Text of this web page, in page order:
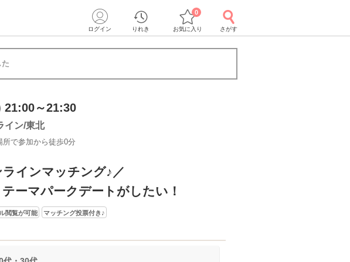
ログイン りれき お気に入り
0
さがす
21:00～21:30
イン/東北
所で参加から徒歩0分
ラインマッチング♪／
ーマパークデートがしたい！
閲覧が可能 マッチング投票付き♪